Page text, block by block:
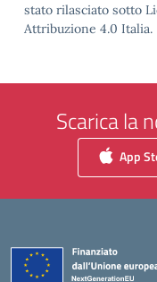
stato rilasciato sotto
Attribuzione 4.0 Italia.
Scarica la
App